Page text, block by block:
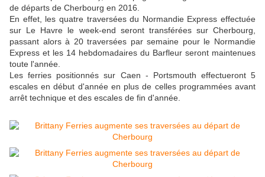
de départs de Cherbourg en 2016.
En effet, les quatre traversées du Normandie Express effectuée
sur Le Havre le week-end seront transférées sur Cherbourg,
passant alors à 20 traversées par semaine pour le Normandie
Express et les 14 hebdomadaires du Barfleur seront maintenues
toute l'année.
Les ferries positionnés sur Caen - Portsmouth effectueront 5
escales en début d'année en plus de celles programmées avant
arrêt technique et des escales de fin d'année.